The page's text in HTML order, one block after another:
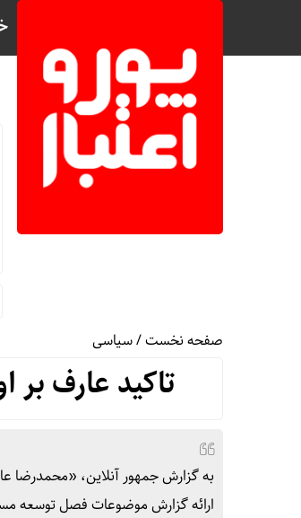
صفحه نخست/سیاسی
تاکید عارف
ارائه گزارش موضوعات فصل توسعه